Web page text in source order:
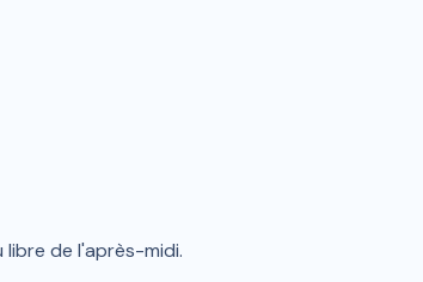
libre de l'après-midi.